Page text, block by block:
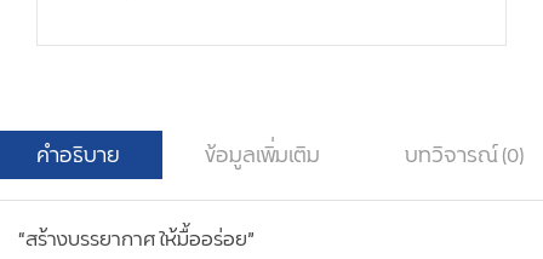
คำอธิบาย ข้อมูลเพิ่มเติม บทวิจารณ์ (0)
“สร้างบรรยากาศ ให้มื้ออร่อย”